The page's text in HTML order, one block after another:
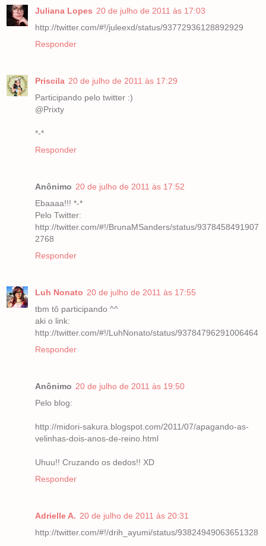
Juliana Lopes 20 de julho de 2011 às 17:03
http://twitter.com/#!/juleexd/status/93772936128892929
Responder
Priscila 20 de julho de 2011 às 17:29
Participando pelo twitter :)
@Prixty
*-*
Responder
Anônimo 20 de julho de 2011 às 17:52
Ebaaaa!!! *-*
Pelo Twitter:
http://twitter.com/#!/BrunaMSanders/status/9378458491907
2768
Responder
Luh Nonato 20 de julho de 2011 às 17:55
tbm tô participando ^^
aki o link:
http://twitter.com/#!/LuhNonato/status/93784796291006464
Responder
Anônimo 20 de julho de 2011 às 19:50
Pelo blog:
http://midori-sakura.blogspot.com/2011/07/apagando-as-
velinhas-dois-anos-de-reino.html
Uhuu!! Cruzando os dedos!! XD
Responder
Adrielle A. 20 de julho de 2011 às 20:31
http://twitter.com/#!/drih_ayumi/status/93824949063651328